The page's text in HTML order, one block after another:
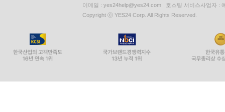
이메일 : yes24help@yes24.com 호스팅 서비스사업자 :
Copyright ⓒ YES24 Corp. All Rights Reserved.